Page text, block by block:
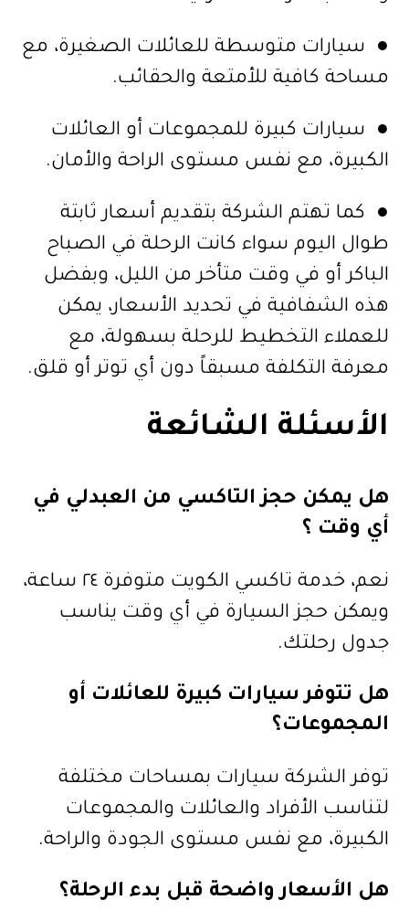
● سيارات متوسطة للعائلات الصغيرة، مع
مساحة كافية للأمتعة والحقائب.
● سيارات كبيرة للمجموعات أو العائلات
الكبيرة، مع نفس مستوى الراحة والأمان.
● كما تهتم الشركة بتقديم أسعار ثابتة
طوال اليوم سواء كانت الرحلة في الصباح
الباكر أو في وقت متأخر من الليل، وبفضل
هذه الشفافية في تحديد الأسعار، يمكن
للعملاء التخطيط للرحلة بسهولة، مع
معرفة التكلفة مسبقاً دون أي توتر أو قلق.
الأسئلة الشائعة
هل يمكن حجز التاكسي من العبدلي في
أي وقت ؟
نعم، خدمة تاكسي الكويت متوفرة ٢٤ ساعة،
ويمكن حجز السيارة في أي وقت يناسب
جدول رحلتك.
هل تتوفر سيارات كبيرة للعائلات أو
المجموعات؟
توفر الشركة سيارات بمساحات مختلفة
لتناسب الأفراد والعائلات والمجموعات
الكبيرة، مع نفس مستوى الجودة والراحة.
هل الأسعار واضحة قبل بدء الرحلة؟